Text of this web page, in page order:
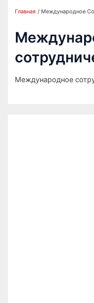
Главная Международное
Международное